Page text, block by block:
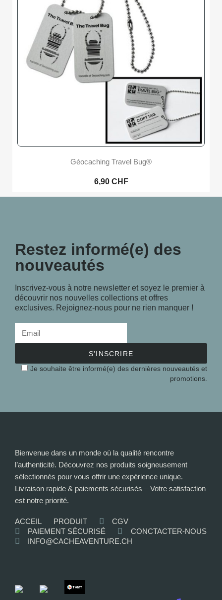
Géocaching Travel Bug®
6,90 CHF
Restez informé(e) des
nouveautés
Inscrivez-vous à notre newsletter et soyez le premier à
découvrir nos nouvelles collections et offres
exclusives. Rejoignez-nous pour ne rien manquer !
S'INSCRIRE
Je souhaite être informé(e) des dernières nouveautés et
promotions.
Bienvenue dans un monde où la qualité rencontre
l’authenticité. Découvrez nos produits soigneusement
sélectionnés pour vous offrir une expérience unique.
Livraison rapide & paiements sécurisés – Votre satisfaction
est notre priorité.
ACCEIL PRODUIT
CGV
PAIEMENT SÉCURISÉ
CONCTACTER-NOUS
INFO@CACHEAVENTURE.CH